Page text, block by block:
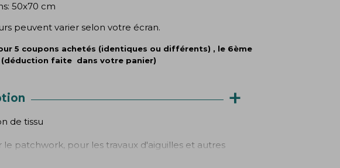
50x70 cm
peuvent varier selon votre écran.
5 coupons achetés (identiques ou différents) , le 6ème
faite dans votre panier)
+
de tissu
le patchwork, pour les travaux d'aiguilles et autres